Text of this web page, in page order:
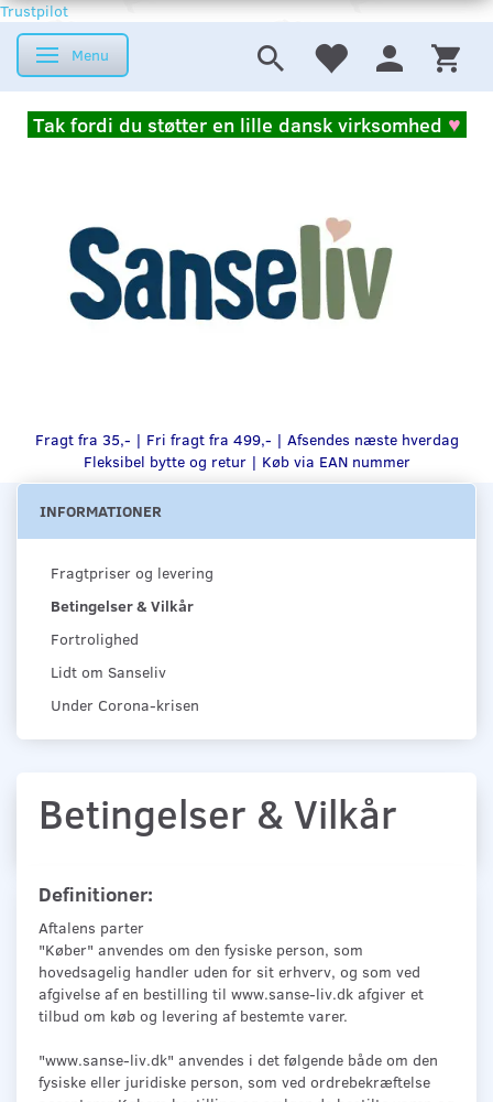
Trustpilot
Skifte navigation
Menu
Tak fordi du støtter en lille dansk virksomhed ♥
Fragt fra 35,- | Fri fragt fra 499,- | Afsendes næste hverdag
Fleksibel bytte og retur | Køb via EAN nummer
INFORMATIONER
Fragtpriser og levering
Betingelser & Vilkår
Fortrolighed
Lidt om Sanseliv
Under Corona-krisen
Betingelser & Vilkår
Definitioner:
Aftalens parter
"Køber" anvendes om den fysiske person, som
hovedsagelig handler uden for sit erhverv, og som ved
afgivelse af en bestilling til www.sanse-liv.dk afgiver et
tilbud om køb og levering af bestemte varer.
"www.sanse-liv.dk" anvendes i det følgende både om den
fysiske eller juridiske person, som ved ordrebekræftelse